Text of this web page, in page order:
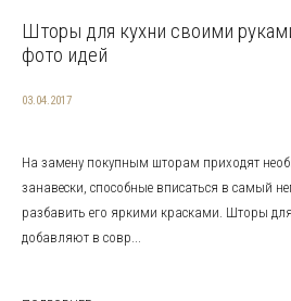
Шторы для кухни своими
фото идей
03.04.2017
На замену покупным шторам приходят
занавески, способные вписаться в самый
разбавить его яркими красками. Шторы
добавляют в совр...